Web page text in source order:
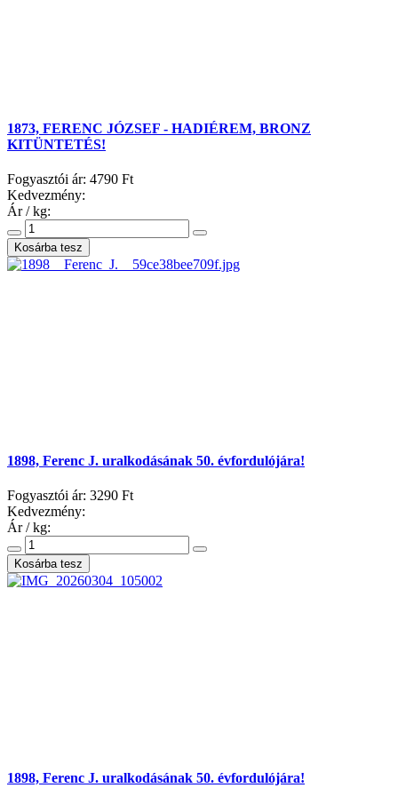
1873, FERENC JÓZSEF - HADIÉREM, BRONZ
KITÜNTETÉS!
Fogyasztói ár: 4790 Ft
Kedvezmény:
Ár / kg:
1898, Ferenc J. uralkodásának 50. évfordulójára!
Fogyasztói ár: 3290 Ft
Kedvezmény:
Ár / kg:
1898, Ferenc J. uralkodásának 50. évfordulójára!